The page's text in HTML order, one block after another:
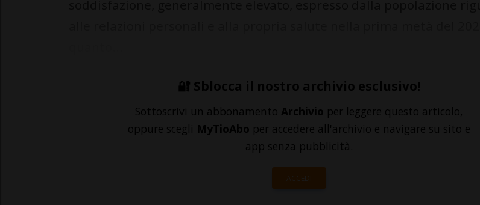
🔐 Sblocca il nostro archivio esclusivo!
Sottoscrivi un abbonamento Archivio per leggere questo articolo,
oppure scegli MyTioAbo per accedere all'archivio e navigare su sito e
app senza pubblicità.
ACCEDI